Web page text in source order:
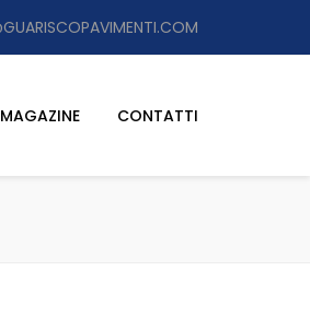
MAGAZINE CONTATTI